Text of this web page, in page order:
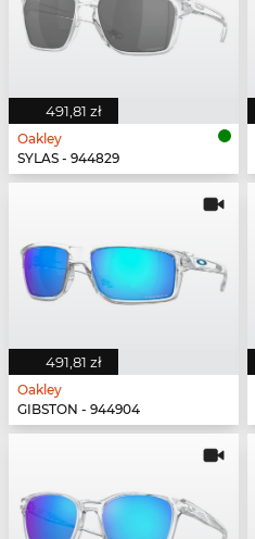
491,81 zł
Oakley
SYLAS - 944829
491,81 zł
Oakley
GIBSTON - 944904